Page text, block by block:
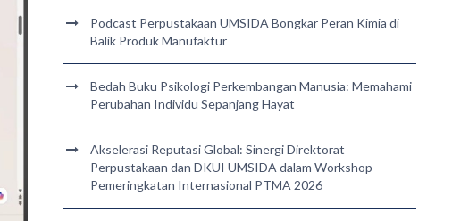
Podcast Perpustakaan UMSIDA Bongkar Peran Kimia di
Balik Produk Manufaktur
Bedah Buku Psikologi Perkembangan Manusia: Memahami
Perubahan Individu Sepanjang Hayat
Akselerasi Reputasi Global: Sinergi Direktorat
Perpustakaan dan DKUI UMSIDA dalam Workshop
Pemeringkatan Internasional PTMA 2026